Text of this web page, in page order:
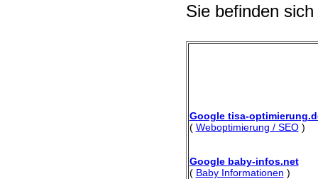
Sie befinden
Google tisa-
( Weboptimierung / SEO)
Google baby-infos.net
( Baby Informationen )